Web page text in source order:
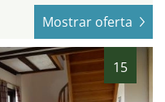
Mostrar oferta
15